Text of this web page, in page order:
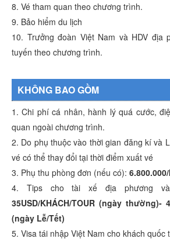
8. Vé tham quan theo chương trình.
9. Bảo hiểm du lịch
10. Trưởng đoàn Việt Nam và HDV địa
tuyến theo chương trình.
KHÔNG BAO GỒM
1. Chi phí cá nhân, hành lý quá cước,
quan ngoài chương trình.
2. Do phụ thuộc vào thời gian đăng kí và
vé có thể thay đổi tại thời điểm xuất vé
3. Phụ thu phòng đơn (nếu có):
4. Tips cho tài xế địa phương
35USD/KHÁCH/TOUR (ngày thường)-
(ngày Lễ/Tết)
5. Visa tái nhập Việt Nam cho khách quốc